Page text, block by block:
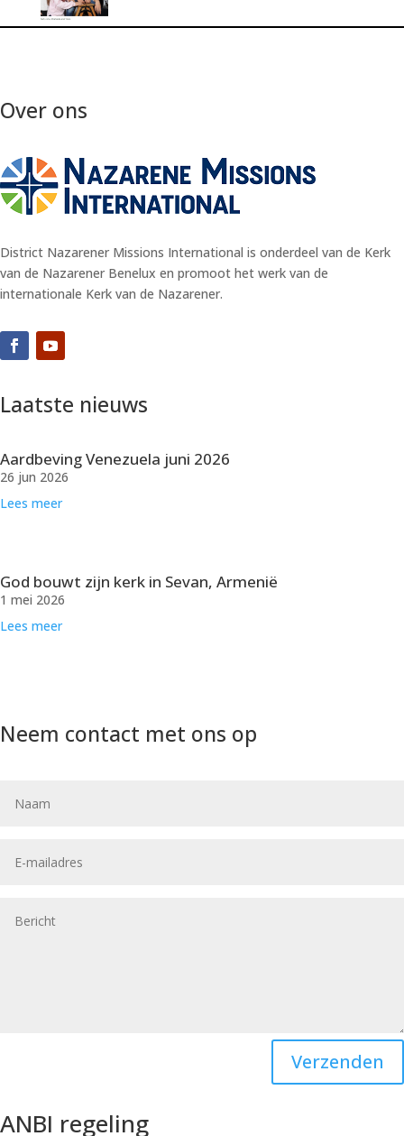
Over ons
District Nazarener Missions International is onderdeel van de Kerk
van de Nazarener Benelux en promoot het werk van de
internationale Kerk van de Nazarener.
Laatste nieuws
Aardbeving Venezuela juni 2026
26 jun 2026
Lees meer
God bouwt zijn kerk in Sevan, Armenië
1 mei 2026
Lees meer
Neem contact met ons op
Verzenden
ANBI regeling